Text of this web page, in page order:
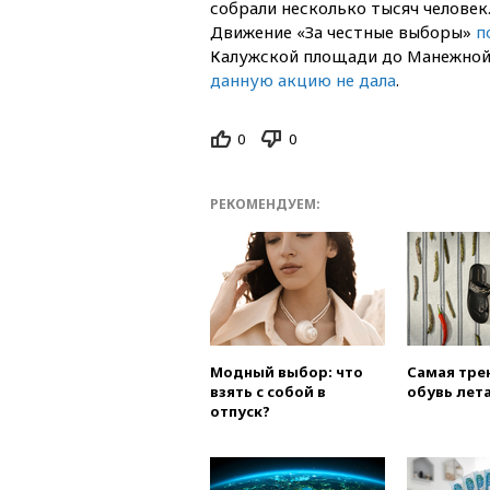
собрали несколько тысяч
Движение «За честные выборы»
Калужской площади до
данную акцию не дала.
0 0
РЕКОМЕНДУЕМ:
Модный выбор: что
взять с собой в
отпуск?
Самая
обувь